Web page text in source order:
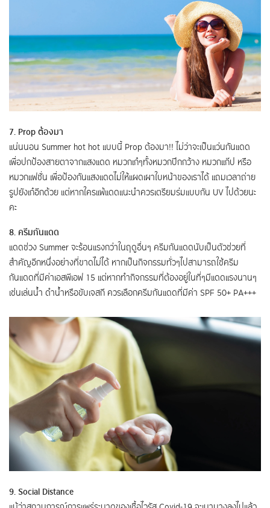
7. Prop ต้องมา
แน่นนอน Summer hot hot แบบนี้ Prop ต้องมา!! ไม่ว่าจะเป็นแว่นกันแดด
เพื่อปกป้องสายตาจากแสงแดด หมวกเก๋ๆทั้งหมวกปีกกว้าง หมวกแก๊ป หรือ
หมวกแฟชั่น เพื่อป้องกันแสงแดดไม่ให้แผดเผาใบหน้าของเราได้ แถมเวลาถ่าย
รูปยังเก๋อีกด้วย แต่หากใครแพ้แดดแนะนำควรเตรียมร่มแบบกัน UV ไปด้วยนะ
คะ
8. ครีมกันแดด
แดดช่วง Summer จะร้อนแรงกว่าในฤดูอื่นๆ ครีมกันแดดนับเป็นตัวช่วยที่
สำคัญอีกหนึ่งอย่างที่ขาดไม่ได้ หากเป็นกิจกรรมทั่วๆไปสามารถใช้ครีม
กันแดดที่มีค่าเอสพีเอฟ 15 แต่หากทำกิจกรรมที่ต้องอยู่ในที่ๆมีแดดแรงนานๆ
เช่นเล่นน้ำ ดำน้ำหรือขับเจสกี ควรเลือกครีมกันแดดที่มีค่า SPF 50+ PA+++
9. Social Distance